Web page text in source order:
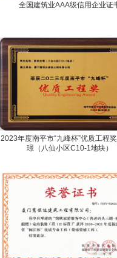
全国建筑业AAA级信用企业证
2023年度南平市“九峰杯”优质工程
璟（八仙小区C10-1地块）